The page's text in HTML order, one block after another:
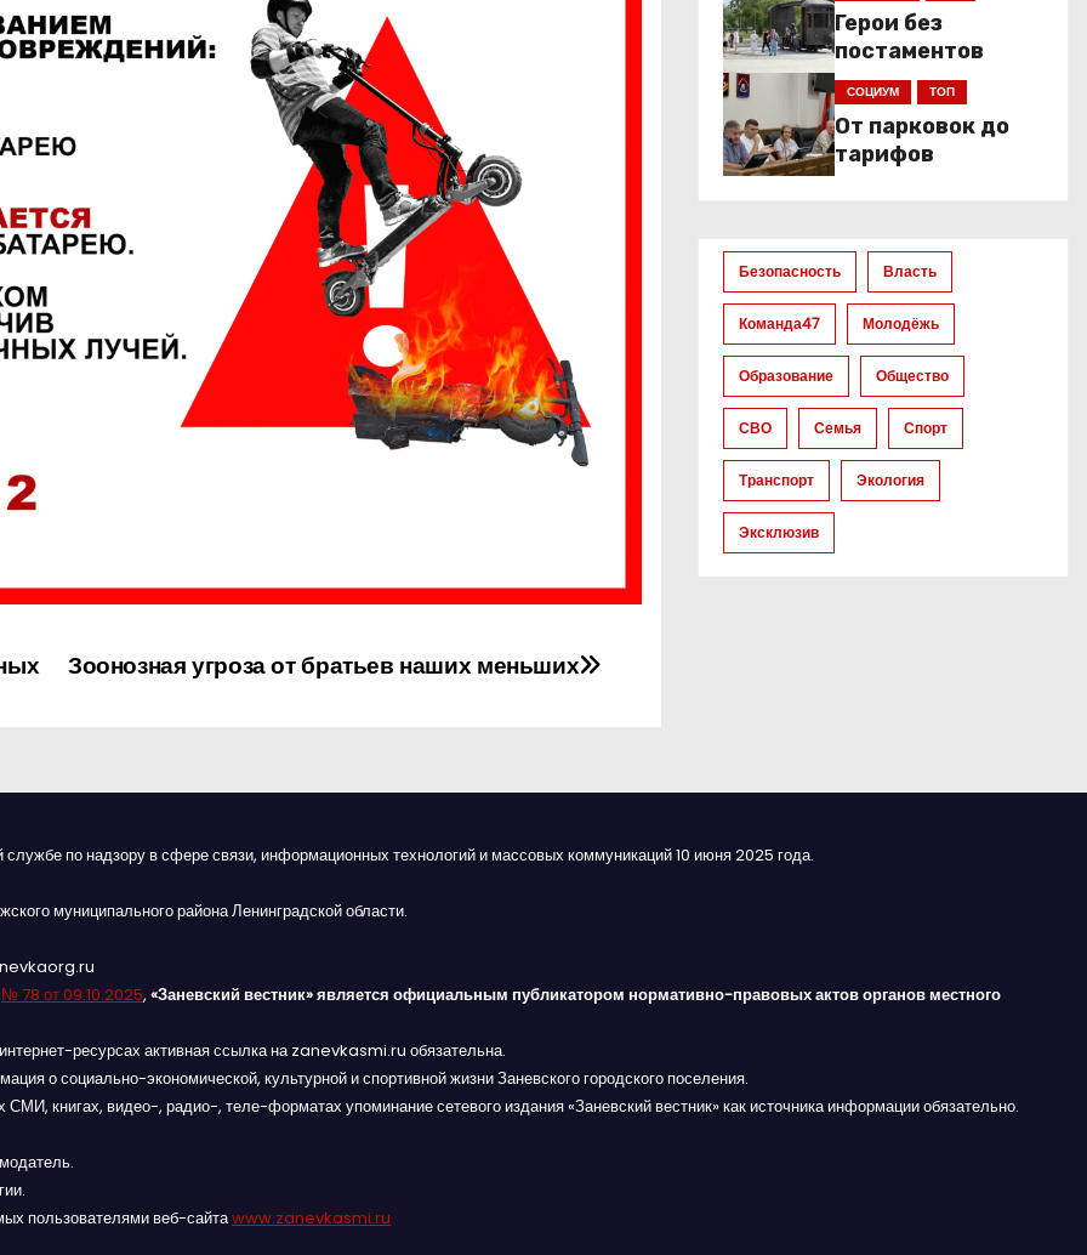
Зоонозная угроза от братьев наших меньших
Герои без
постаментов
СОЦИУМ ТОП
От парковок до
тарифов
Безопасность Власть
Команда47 Молодёжь
Образование Общество
СВО Семья Спорт
Транспорт Экология
Эксклюзив
службе по надзору в сфере связи, информационных технологий и массовых коммуникаций 10 июня 2025 года.
муниципального района Ленинградской области.
№ 78 от 09.10.2025, «Заневский вестник» является официальным публикатором нормативно-правовых актов органов местного
ресурсах активная ссылка на zanevkasmi.ru обязательна.
о социально-экономической, культурной и спортивной жизни Заневского городского поселения.
книгах, видео-, радио-, теле-форматах упоминание сетевого издания «Заневский вестник» как источника информации обязательно.
пользователями веб-сайтаwww.zanevkasmi.ru